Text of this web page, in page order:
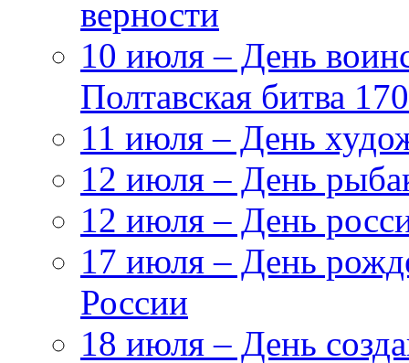
верности
10 июля – День
Полтавская битва
11 июля – День
12 июля – День
12 июля – День
17 июля – День
России
18 июля – День